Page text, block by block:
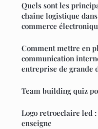
Quels sont les
chaîne logistique
commerce
Comment mettre en
communication
entreprise de grande
Team building quiz
Logo retroeclaire led
enseigne